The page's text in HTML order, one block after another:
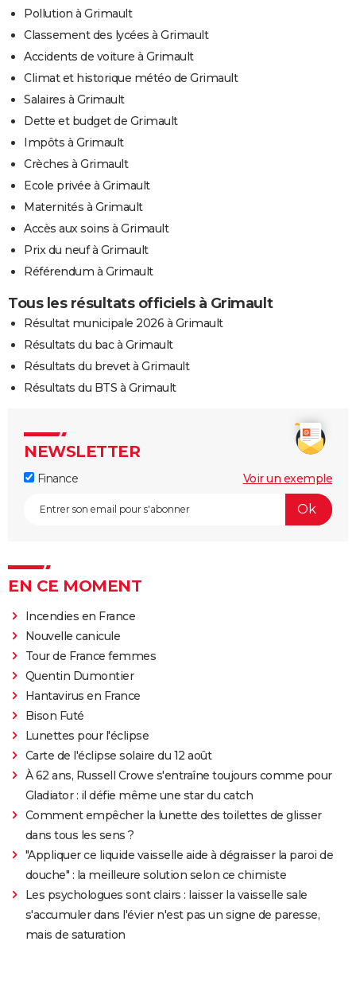
Pollution à Grimault
Classement des lycées à Grimault
Accidents de voiture à Grimault
Climat et historique météo de Grimault
Salaires à Grimault
Dette et budget de Grimault
Impôts à Grimault
Crèches à Grimault
Ecole privée à Grimault
Maternités à Grimault
Accès aux soins à Grimault
Prix du neuf à Grimault
Référendum à Grimault
Tous les résultats officiels à Grimault
Résultat municipale 2026 à Grimault
Résultats du bac à Grimault
Résultats du brevet à Grimault
Résultats du BTS à Grimault
NEWSLETTER
Finance Voir un exemple
EN CE MOMENT
Incendies en France
Nouvelle canicule
Tour de France femmes
Quentin Dumontier
Hantavirus en France
Bison Futé
Lunettes pour l'éclipse
Carte de l'éclipse solaire du 12 août
À 62 ans, Russell Crowe s'entraîne toujours comme pour
Gladiator : il défie même une star du catch
Comment empêcher la lunette des toilettes de glisser
dans tous les sens ?
"Appliquer ce liquide vaisselle aide à dégraisser la paroi de
douche" : la meilleure solution selon ce chimiste
Les psychologues sont clairs : laisser la vaisselle sale
s'accumuler dans l'évier n'est pas un signe de paresse,
mais de saturation